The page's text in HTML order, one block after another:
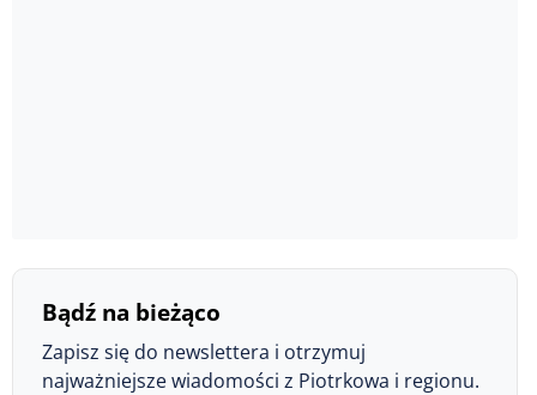
Bądź na bieżąco
Zapisz się do newslettera i otrzymuj
najważniejsze wiadomości z Piotrkowa i regionu.